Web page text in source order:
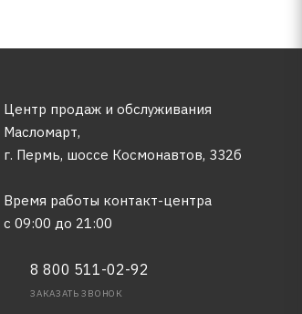
Центр продаж и обслуживания
Масломарт,
г. Пермь, шоссе Космонавтов, 332б
Время работы контакт-центра
с 09:00 до 21:00
8 800 511-02-92
ЗАКАЗАТЬ ЗВОНОК